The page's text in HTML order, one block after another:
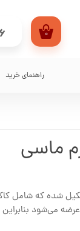
۰
راهنمای خرید
شده که شامل
می‌شود